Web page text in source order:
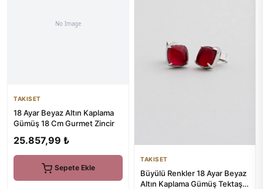
TAKISET
18 Ayar Beyaz Altın Kaplama
Gümüş 18 Cm Gurmet Zincir
25.857,99 ₺
Sepete Ekle
TAKISET
Büyülü Renkler 18 Ayar Beyaz
Altın Kaplama Gümüş Tektaş